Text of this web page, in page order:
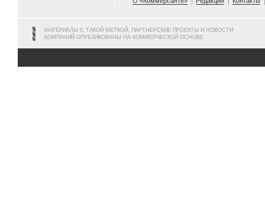
МАТЕРИАЛЫ С ТАКОЙ МЕТКОЙ, ПАРТНЕРСКИЕ ПРОЕКТЫ И НОВОСТИ
КОМПАНИЙ ОПУБЛИКОВАНЫ НА КОММЕРЧЕСКОЙ ОСНОВЕ